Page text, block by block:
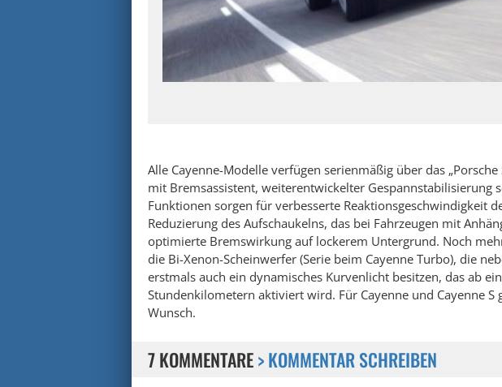
Alle Cayenne-Modelle verfügen serienmäßig über das „Porsche
mit Bremsassistent, weiterentwickelter Gespannstabilisierung
Funktionen sorgen für verbesserte Reaktionsgeschwindigkeit
Reduzierung des Aufschaukelns, das bei Fahrzeugen mit
optimierte Bremswirkung auf lockerem Untergrund. Noch
die Bi-Xenon-Scheinwerfer (Serie beim Cayenne Turbo), die
erstmals auch ein dynamisches Kurvenlicht besitzen, das ab
Stundenkilometern aktiviert wird. Für Cayenne und Cayenne S
Wunsch.
7 KOMMENTARE> KOMMENTAR SCHREIBEN